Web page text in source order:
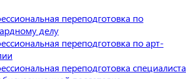
переподготовка по
делу
переподготовка по арт-
переподготовка специалиста